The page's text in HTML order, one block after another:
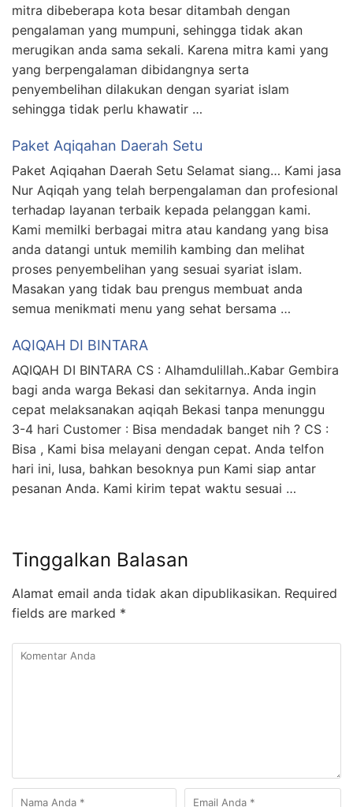
mitra dibeberapa kota besar ditambah dengan
pengalaman yang mumpuni, sehingga tidak akan
merugikan anda sama sekali. Karena mitra kami yang
yang berpengalaman dibidangnya serta
penyembelihan dilakukan dengan syariat islam
sehingga tidak perlu khawatir …
Paket Aqiqahan Daerah Setu
Paket Aqiqahan Daerah Setu Selamat siang… Kami jasa
Nur Aqiqah yang telah berpengalaman dan profesional
terhadap layanan terbaik kepada pelanggan kami.
Kami memilki berbagai mitra atau kandang yang bisa
anda datangi untuk memilih kambing dan melihat
proses penyembelihan yang sesuai syariat islam.
Masakan yang tidak bau prengus membuat anda
semua menikmati menu yang sehat bersama …
AQIQAH DI BINTARA
AQIQAH DI BINTARA CS : Alhamdulillah..Kabar Gembira
bagi anda warga Bekasi dan sekitarnya. Anda ingin
cepat melaksanakan aqiqah Bekasi tanpa menunggu
3-4 hari Customer : Bisa mendadak banget nih ? CS :
Bisa , Kami bisa melayani dengan cepat. Anda telfon
hari ini, lusa, bahkan besoknya pun Kami siap antar
pesanan Anda. Kami kirim tepat waktu sesuai …
Tinggalkan Balasan
Alamat email anda tidak akan dipublikasikan. Required
fields are marked *